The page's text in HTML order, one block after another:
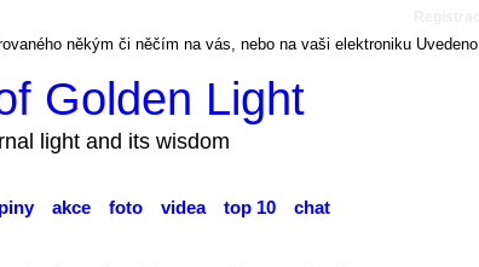
někým či něčím na vás, nebo na vaši elektroniku Uvedeno
Golden Light
light and its wisdom
akce foto videa top 10 chat